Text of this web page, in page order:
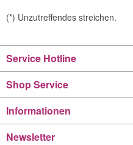
(*) Unzutreffendes streichen.
Service Hotline
Shop Service
Informationen
Newsletter